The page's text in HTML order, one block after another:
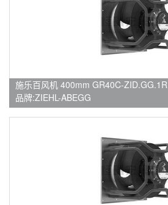
施乐百风机 400mm GR40C-ZID.GG.1R
品牌:ZIEHL-ABEGG